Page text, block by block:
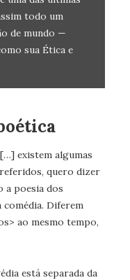
todo um
de mundo —
sua Ética e
[…] existem algumas
quero dizer
a poesia dos
Diferem
ao mesmo tempo,
está separada da